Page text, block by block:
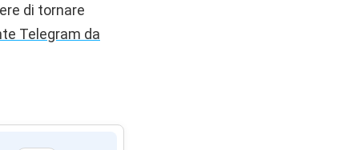
di tornare
Telegram da